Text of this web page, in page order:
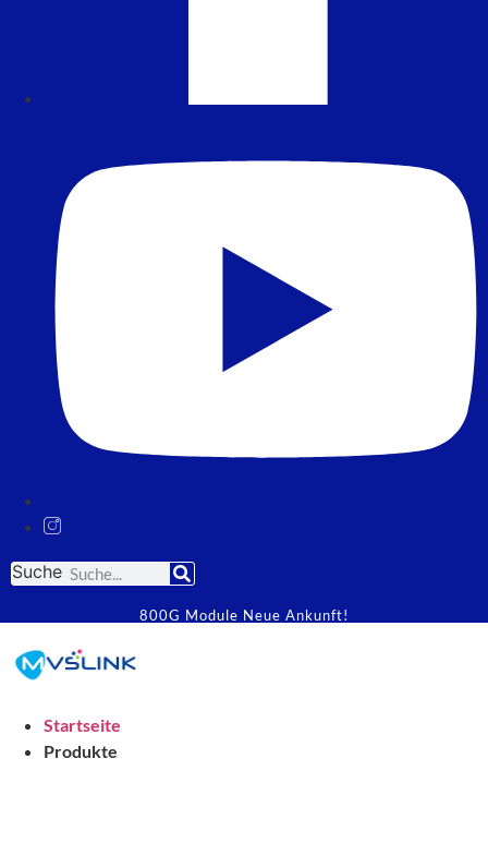
Suche
800G Module Neue Ankunft!
Startseite
Produkte